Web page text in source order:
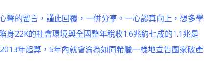
聲的留言，謹此回覆，一併分享。一心認真向上，想多學
身22K的社會環境與全國整年稅收1.6兆約七成的1.1兆是
年起算，5年內就會淪為如同希臘一樣地宣告國家破產